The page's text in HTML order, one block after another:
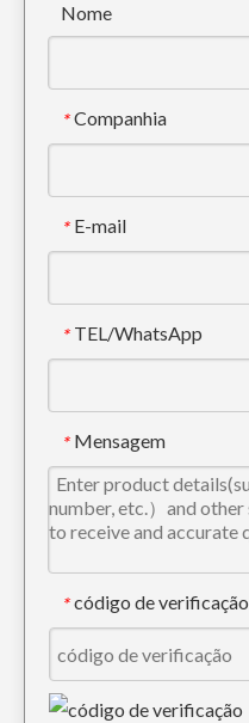
Nome
* Companhia
* E-mail
* TEL/WhatsApp
* Mensagem
* código de verificação